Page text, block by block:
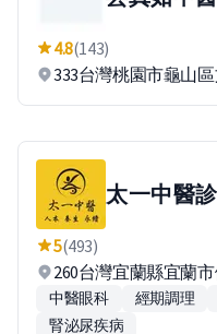
4.8(143)
333台灣桃園市龜山
太一中醫
5(493)
260台灣宜蘭縣宜蘭
中醫眼科 經期調理
腎泌尿疾病